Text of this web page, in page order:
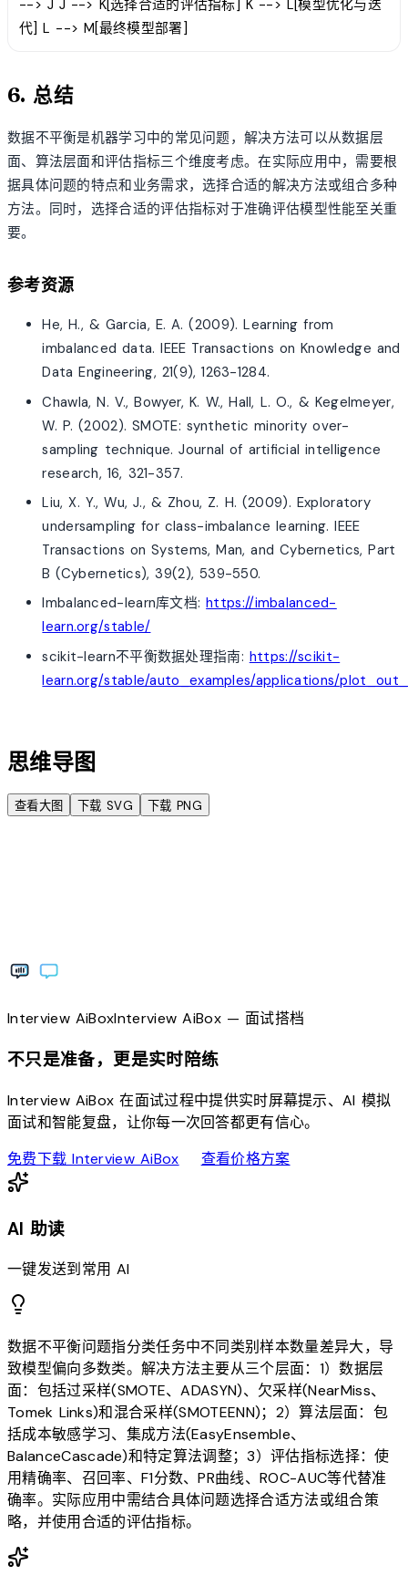
--> J J --> K[选择合适的评估指标] K --> L[模型优化与迭
代] L --> M[最终模型部署]
6. 总结
数据不平衡是机器学习中的常见问题，解决方法可以从数据层
面、算法层面和评估指标三个维度考虑。在实际应用中，需要根
据具体问题的特点和业务需求，选择合适的解决方法或组合多种
方法。同时，选择合适的评估指标对于准确评估模型性能至关重
要。
参考资源
He, H., & Garcia, E. A. (2009). Learning from
imbalanced data. IEEE Transactions on Knowledge and
Data Engineering, 21(9), 1263-1284.
Chawla, N. V., Bowyer, K. W., Hall, L. O., & Kegelmeyer,
W. P. (2002). SMOTE: synthetic minority over-
sampling technique. Journal of artificial intelligence
research, 16, 321-357.
Liu, X. Y., Wu, J., & Zhou, Z. H. (2009). Exploratory
undersampling for class-imbalance learning. IEEE
Transactions on Systems, Man, and Cybernetics, Part
B (Cybernetics), 39(2), 539-550.
Imbalanced-learn库文档:https://imbalanced-
learn.org/stable/
scikit-learn不平衡数据处理指南: https://scikit-
learn.org/stable/auto_examples/applications/
思维导图
查看大图 下载 SVG 下载 PNG
Interview AiBoxInterviewAiBox— 面试搭档
不只是准备，更是实时陪练
Interview AiBox 在面试过程中提供实时屏幕提示、AI 模拟
面试和智能复盘，让你每一次回答都更有信心。
免费下载 Interview AiBoxdownload查看价格方案sell
AI 助读
一键发送到常用 AI
数据不平衡问题指分类任务中不同类别样本数量差异大，导
致模型偏向多数类。解决方法主要从三个层面：1）数据层
面：包括过采样(SMOTE、ADASYN)、欠采样(NearMiss、
Tomek Links)和混合采样(SMOTEENN)；2）算法层面：包
括成本敏感学习、集成方法(EasyEnsemble、
BalanceCascade)和特定算法调整；3）评估指标选择：使
用精确率、召回率、F1分数、PR曲线、ROC-AUC等代替准
确率。实际应用中需结合具体问题选择合适方法或组合策
略，并使用合适的评估指标。